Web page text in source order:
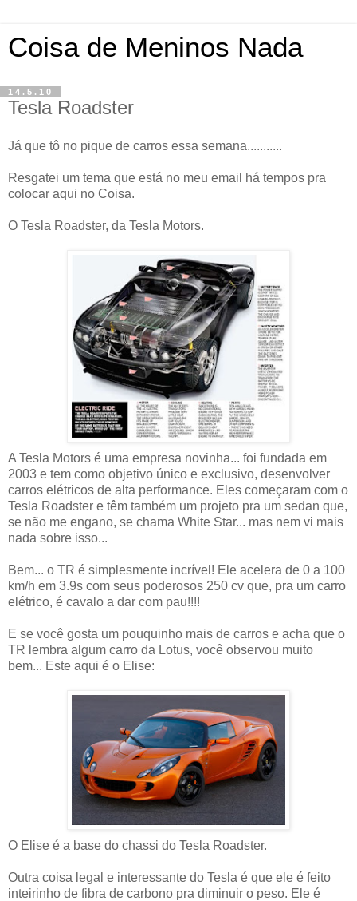
Coisa de Meninos Nada
14.5.10
Tesla Roadster
Já que tô no pique de carros essa semana...........
Resgatei um tema que está no meu email há tempos pra
colocar aqui no Coisa.
O Tesla Roadster, da Tesla Motors.
A Tesla Motors é uma empresa novinha... foi fundada em
2003 e tem como objetivo único e exclusivo, desenvolver
carros elétricos de alta performance. Eles começaram com o
Tesla Roadster e têm também um projeto pra um sedan que,
se não me engano, se chama White Star... mas nem vi mais
nada sobre isso...
Bem... o TR é simplesmente incrível! Ele acelera de 0 a 100
km/h em 3.9s com seus poderosos 250 cv que, pra um carro
elétrico, é cavalo a dar com pau!!!!
E se você gosta um pouquinho mais de carros e acha que o
TR lembra algum carro da Lotus, você observou muito
bem... Este aqui é o Elise:
O Elise é a base do chassi do Tesla Roadster.
Outra coisa legal e interessante do Tesla é que ele é feito
inteirinho de fibra de carbono pra diminuir o peso. Ele é